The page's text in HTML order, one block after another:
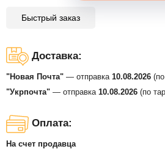
Быстрый заказ
Доставка:
"Новая Почта" — отправка 10.08.2026
"Укрпочта" — отправка 10.08.2026 (по
Оплата:
На счет продавца